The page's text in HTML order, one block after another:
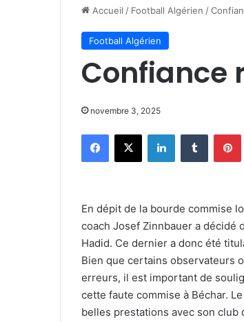
Accueil / Football Algérien /
Football Algérien
Confiance
novembre 3, 2025
Facebook
X LinkedinTumblr
En dépit de la bourde commise
coach Josef Zinnbauer a décidé
Hadid. Ce dernier a donc été
Bien que certains observateurs
erreurs, il est important de
cette faute commise à Béchar.
belles prestations avec son